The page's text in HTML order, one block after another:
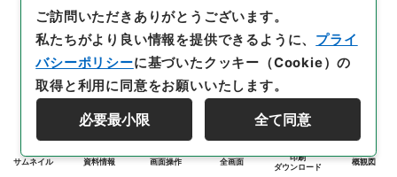
サムネイル 資料情報 画面操作 全画面
印刷
ダウンロード
概観図
ご訪問いただきありがとうございます。
私たちがより良い情報を提供できるように、 プライ
バシーポリシーに基づいたクッキー（Cookie）の
取得と利用に同意をお願いいたします。
必要最小限 全て同意